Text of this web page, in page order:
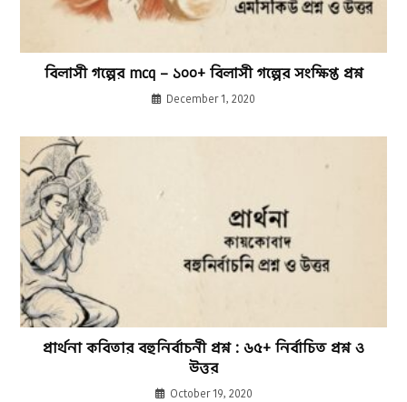
বিলাসী গল্পের mcq – ১০০+ বিলাসী গল্পের সংক্ষিপ্ত প্রশ্ন
December 1, 2020
প্রার্থনা কবিতার বহুনির্বাচনী প্রশ্ন : ৬৫+ নির্বাচিত প্রশ্ন ও
উত্তর
October 19, 2020